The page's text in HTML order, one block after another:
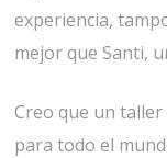
experiencia,
mejor que Santi,
Creo que un
para todo el